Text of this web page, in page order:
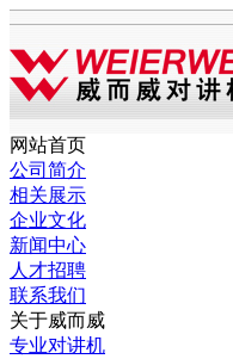
网站首页
公司简介
相关展示
企业文化
新闻中心
人才招聘
联系我们
关于威而威
专业对讲机